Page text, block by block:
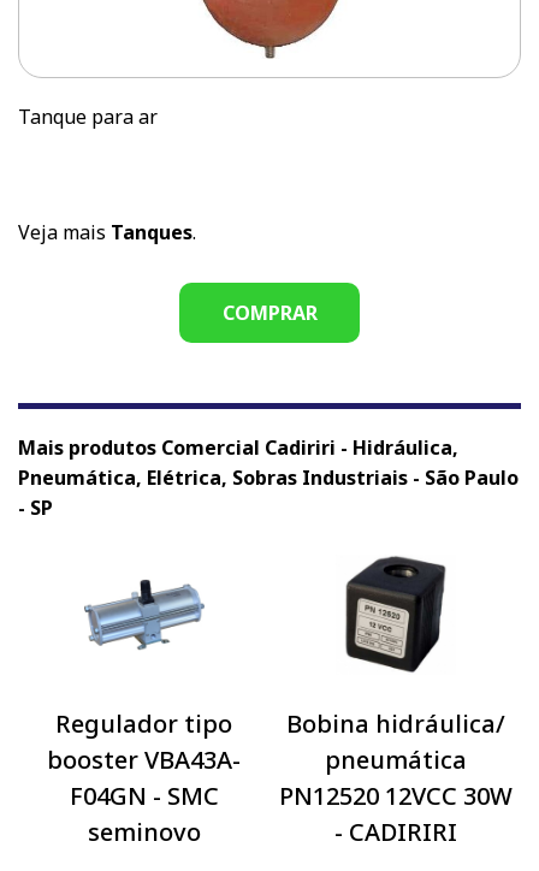
Tanque para ar
Veja mais Tanques.
COMPRAR
Mais produtos Comercial Cadiriri - Hidráulica,
Pneumática, Elétrica, Sobras Industriais - São Paulo
- SP
Regulador tipo
booster VBA43A-
F04GN - SMC
seminovo
Bobina hidráulica/
pneumática
PN12520 12VCC 30W
- CADIRIRI